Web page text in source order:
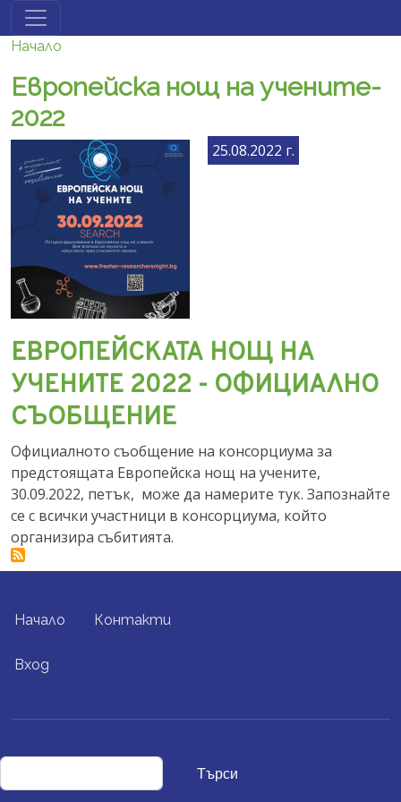
Премини към основното съдържание
Начало
Европейска нощ на учените-
2022
25.08.2022 г.
ЕВРОПЕЙСКАТА НОЩ НА
УЧЕНИТЕ 2022 - ОФИЦИАЛНО
СЪОБЩЕНИЕ
Официалното съобщение на консорциума за
предстоящата Европейска нощ на учените,
30.09.2022, петък, може да намерите тук. Запознайте
се с всички участници в консорциума, който
организира събитията.
FOOTER MENU
Начало Контакти
USER ACCOUNT MENU
Вход
Търси